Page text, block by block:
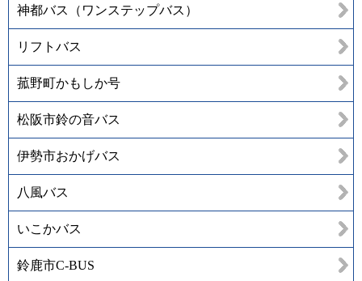
神都バス（ワンステップバス）
リフトバス
菰野町かもしか号
松阪市鈴の音バス
伊勢市おかげバス
八風バス
いこかバス
鈴鹿市C-BUS